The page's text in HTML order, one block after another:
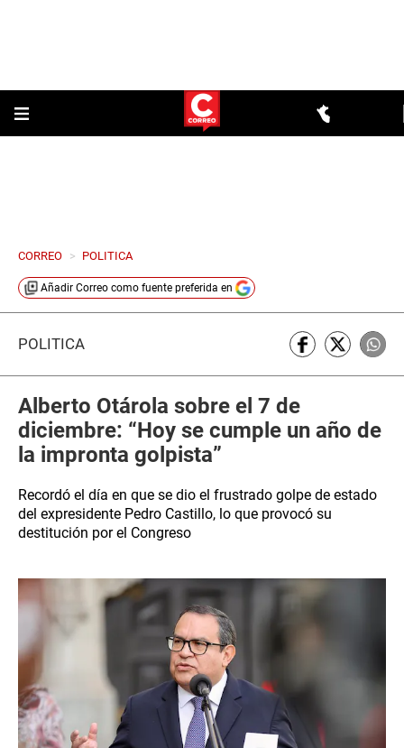
CORREO > POLITICA
Añadir Correo como fuente preferida en
POLÍTICA
Alberto Otárola sobre el 7 de
diciembre: “Hoy se cumple un año de
la impronta golpista”
Recordó el día en que se dio el frustrado golpe de estado
del expresidente Pedro Castillo, lo que provocó su
destitución por el Congreso